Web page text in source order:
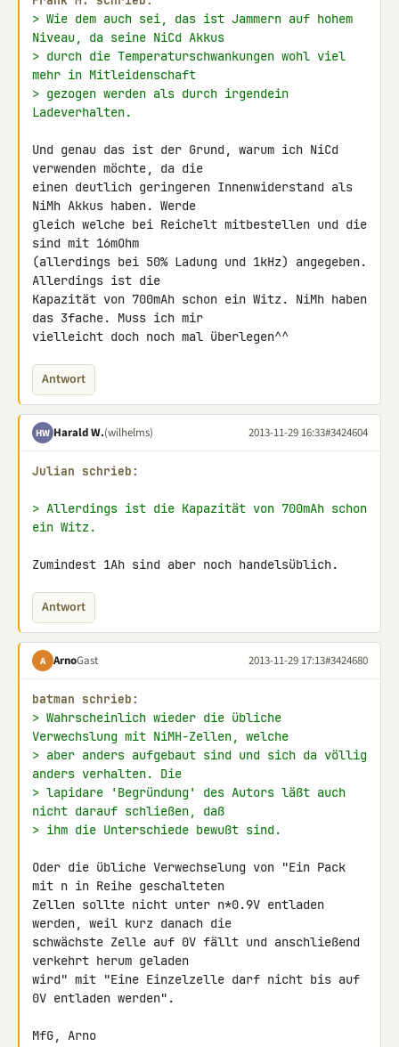
> Wie dem auch sei, das ist Jammern auf hohem
Niveau, da seine NiCd Akkus
> durch die Temperaturschwankungen wohl viel
mehr in Mitleidenschaft
> gezogen werden als durch irgendein
Ladeverhalten.
Und genau das ist der Grund, warum ich NiCd
verwenden möchte, da die
einen deutlich geringeren Innenwiderstand als
NiMh Akkus haben. Werde
gleich welche bei Reichelt mitbestellen und die
sind mit 16mOhm
(allerdings bei 50% Ladung und 1kHz) angegeben.
Allerdings ist die
Kapazität von 700mAh schon ein Witz. NiMh haben
das 3fache. Muss ich mir
vielleicht doch noch mal überlegen^^
Antwort
HW Harald W.(wilhelms) 2013-11-29 16:33#3424604
Julian schrieb:
> Allerdings ist die Kapazität von 700mAh schon
ein Witz.
Zumindest 1Ah sind aber noch handelsüblich.
Antwort
A ArnoGast 2013-11-29 17:13#3424680
batman schrieb:
> Wahrscheinlich wieder die übliche
Verwechslung mit NiMH-Zellen, welche
> aber anders aufgebaut sind und sich da völlig
anders verhalten. Die
> lapidare 'Begründung' des Autors läßt auch
nicht darauf schließen, daß
> ihm die Unterschiede bewußt sind.
Oder die übliche Verwechselung von "Ein Pack
mit n in Reihe geschalteten
Zellen sollte nicht unter n*0.9V entladen
werden, weil kurz danach die
schwächste Zelle auf 0V fällt und anschließend
verkehrt herum geladen
wird" mit "Eine Einzelzelle darf nicht bis auf
0V entladen werden".
MfG, Arno